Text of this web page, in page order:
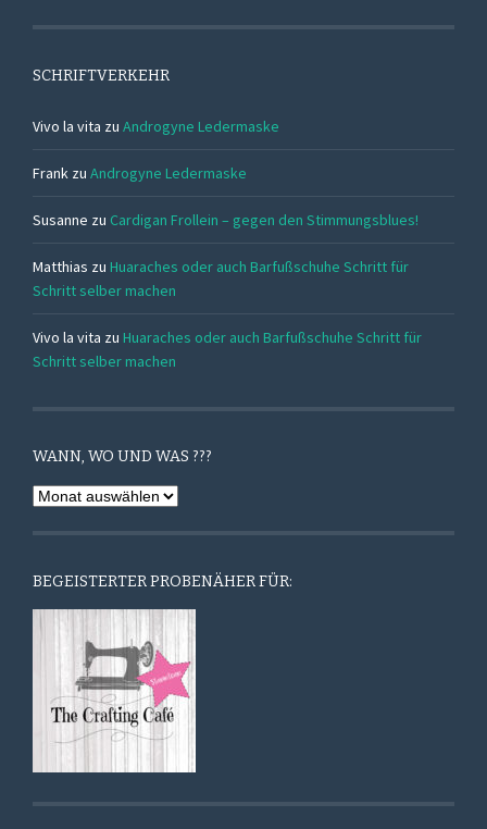
SCHRIFTVERKEHR
Vivo la vita zu Androgyne Ledermaske
Frank zu Androgyne Ledermaske
Susanne zu Cardigan Frollein – gegen den Stimmungsblues!
Matthias zu Huaraches oder auch Barfußschuhe Schritt für
Schritt selber machen
Vivo la vita zu Huaraches oder auch Barfußschuhe Schritt für
Schritt selber machen
WANN, WO UND WAS ???
Wann,
???
BEGEISTERTER PROBENÄHER FÜR: